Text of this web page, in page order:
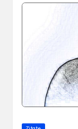
Posted